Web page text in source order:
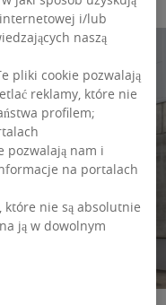
i/lub
naszą
pliki cookie pozwalają
reklamy, które nie
profilem;
pozwalają nam i
na portalach
które nie są absolutnie
ją w dowolnym